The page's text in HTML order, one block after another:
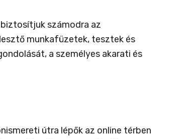
számodra az
munkafüzetek, tesztek és
a személyes akarati és
útra lépők az online térben